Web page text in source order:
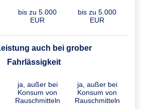
bis zu 5.000
EUR
bis zu 5.000
EUR
auch bei grober
Fahrlässigkeit
ja, außer bei
Konsum von
Rauschmitteln
ja, außer bei
Konsum von
Rauschmitteln